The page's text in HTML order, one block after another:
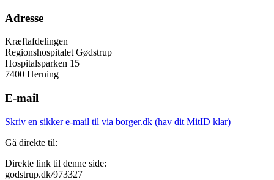
Adresse
Kræftafdelingen
Regionshospitalet Gødstrup
Hospitalsparken 15
7400 Herning
E-mail
Skriv en sikker e-mail til via borger.dk (hav dit MitID klar)
Gå direkte til:
Direkte link til denne side:
godstrup.dk/973327